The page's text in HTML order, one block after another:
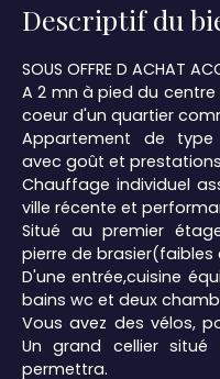
Descriptif du
SOUS OFFRE D ACHAT
A 2 mn à pied du centre
coeur d'un quartier
Appartement de type
avec goût et
Chauffage individuel
ville récente et
Situé au premier
pierre de
D'une entrée,cuisine
bains wc et deux
Vous avez des vélos,
Un grand cellier
permettra.